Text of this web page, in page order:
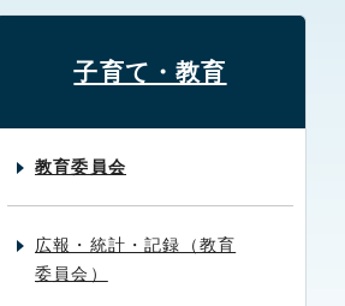
子育て・教育
教育委員会
広報・統計・記録（教育
委員会）